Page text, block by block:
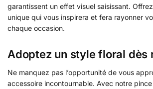
garantissent un effet visuel saisissant.
unique qui vous inspirera et fera rayonner
chaque occasion.
Adoptez un style floral dès
Ne manquez pas l’opportunité de vous
accessoire incontournable. Avec notre